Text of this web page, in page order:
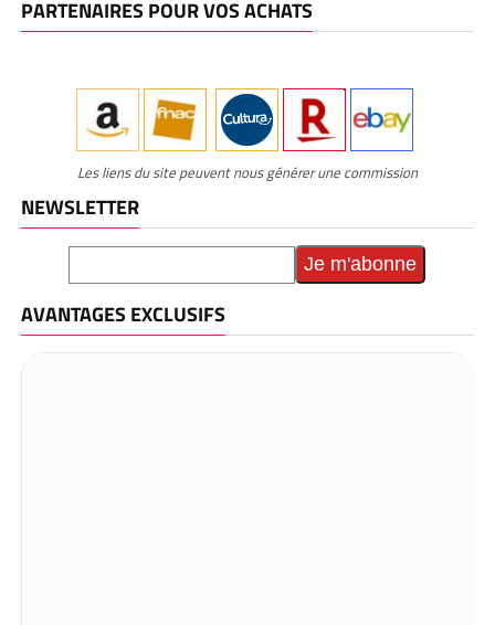
PARTENAIRES POUR VOS ACHATS
Les liens du site peuvent nous générer une commission
NEWSLETTER
AVANTAGES EXCLUSIFS